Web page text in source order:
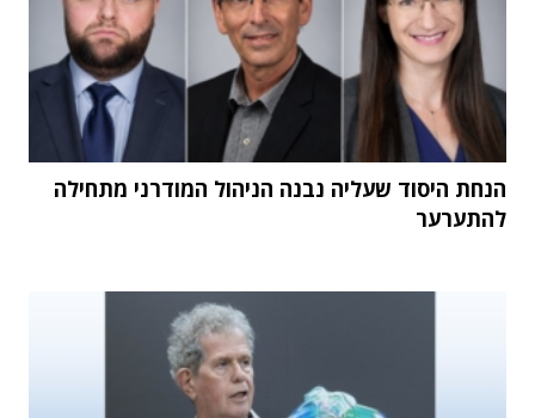
הנחת היסוד שעליה נבנה הניהול המודרני מתחילה
להתערער